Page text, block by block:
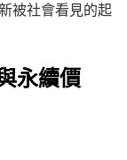
被社會看見的起
永續價